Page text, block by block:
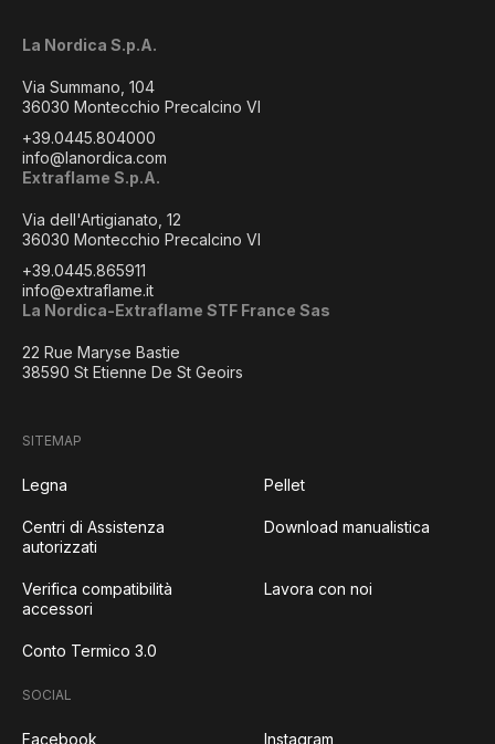
La Nordica S.p.A.
Via Summano, 104
36030 Montecchio Precalcino VI
+39.0445.804000
info@lanordica.com
Extraflame S.p.A.
Via dell'Artigianato, 12
36030 Montecchio Precalcino VI
+39.0445.865911
info@extraflame.it
La Nordica-Extraflame STF France Sas
22 Rue Maryse Bastie
38590 St Etienne De St Geoirs
SITEMAP
Legna Pellet
Centri di Assistenza
autorizzati
Download manualistica
Verifica compatibilità
accessori
Lavora con noi
Conto Termico 3.0
SOCIAL
Facebook Instagram